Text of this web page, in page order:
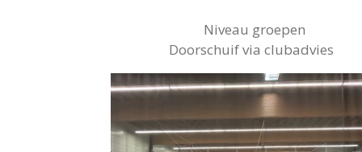
Niveau groepen
Doorschuif via clubadvies